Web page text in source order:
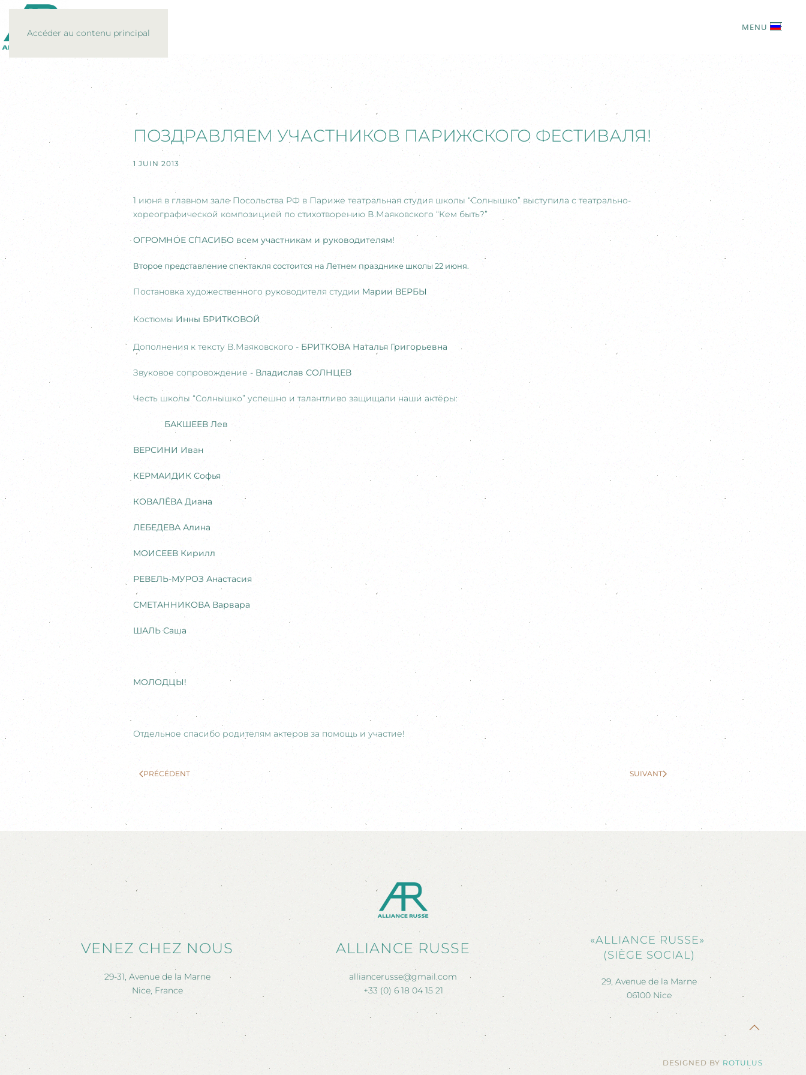
Accéder au contenu principal
MENU
ПОЗДРАВЛЯЕМ УЧАСТНИКОВ ПАРИЖСКОГО ФЕСТИВАЛЯ!
1 JUIN 2013
1 июня в главном зале Посольства РФ в Париже театральная студия школы “Солнышко” выступила с театрально-
хореографической композицией по стихотворению В.Маяковского “Кем быть?”
ОГРОМНОЕ СПАСИБО всем участникам и руководителям!
Второе представление спектакля состоится на Летнем празднике школы 22 июня.
Постановка художественного руководителя студии Марии ВЕРБЫ
Костюмы Инны БРИТКОВОЙ
Дополнения к тексту В.Маяковского - БРИТКОВА Наталья Григорьевна
Звуковое сопровождение - Владислав СОЛНЦЕВ
Честь школы “Солнышко” успешно и талантливо защищали наши актёры:
БАКШЕЕВ Лев
ВЕРСИНИ Иван
КЕРМАИДИК Софья
КОВАЛЁВА Диана
ЛЕБЕДЕВА Алина
МОИСЕЕВ Кирилл
РЕВЕЛЬ-МУРОЗ Анастасия
СМЕТАННИКОВА Варвара
ШАЛЬ Саша
МОЛОДЦЫ!
Отдельное спасибо родителям актеров за помощь и участие!
PRÉCÉDENT SUIVANT
VENEZ CHEZ NOUS
29-31, Avenue de la Marne
Nice, France
ALLIANCE RUSSE
alliancerusse@gmail.com
+33 (0) 6 18 04 15 21
«ALLIANCE RUSSE»
(SIÈGE SOCIAL)
29, Avenue de la Marne
06100 Nice
DESIGNED BY ROTULUS